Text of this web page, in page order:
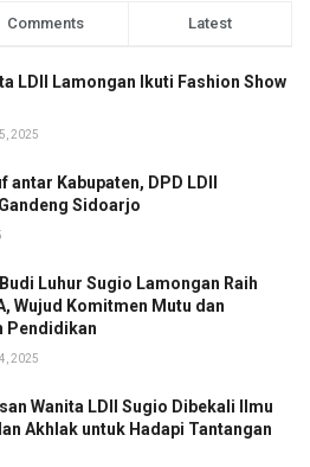
Comments Latest
LDII Lamongan Ikuti Fashion Show
2025
antar Kabupaten, DPD LDII
Sidoarjo
Luhur Sugio Lamongan Raih
Wujud Komitmen Mutu dan
Pendidikan
2025
Wanita LDII Sugio Dibekali Ilmu
Akhlak untuk Hadapi Tantangan